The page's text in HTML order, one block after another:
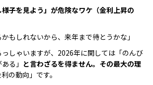
様子を見よう」が危険なワケ（金利上昇の
かもしれないから、来年まで待とうかな」
しゃいますが、2026年に関しては「のんび
る」 と言わざるを得ません。その最大の理
の動向」です。